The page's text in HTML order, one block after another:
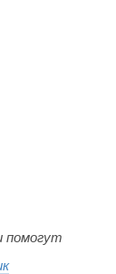
помогут